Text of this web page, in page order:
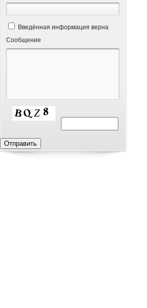
Введённая информация верна
Сообщение